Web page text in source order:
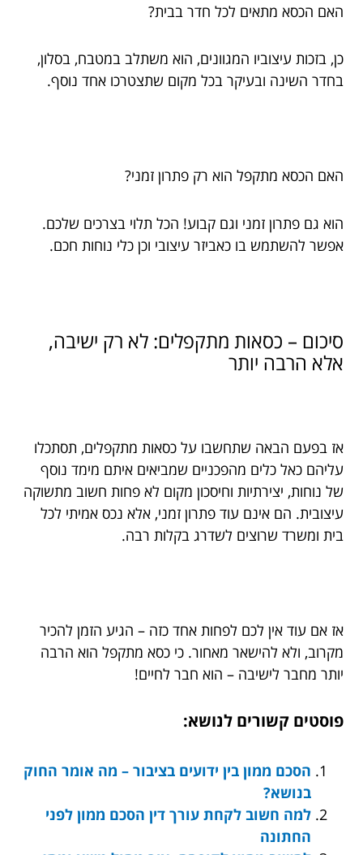
האם הכסא מתאים לכל חדר בבית?
כן, בזכות עיצוביו המגוונים, הוא משתלב במטבח, בסלון,
בחדר השינה ובעיקר בכל מקום שתצטרכו אחד נוסף.
האם הכסא מתקפל הוא רק פתרון זמני?
הוא גם פתרון זמני וגם קבוע! הכל תלוי בצרכים שלכם.
אפשר להשתמש בו כאביזר עיצובי וכן כלי נוחות חכם.
סיכום – כסאות מתקפלים: לא רק ישיבה,
אלא הרבה יותר
אז בפעם הבאה שתחשבו על כסאות מתקפלים, תסתכלו
עליהם כאל כלים מהפכניים שמביאים איתם מימד נוסף
של נוחות, יצירתיות וחיסכון מקום לא פחות חשוב מתשוקה
עיצובית. הם אינם עוד פתרון זמני, אלא נכס אמיתי לכל
בית ומשרד שרוצים לשדרג בקלות רבה.
אז אם עוד אין לכם לפחות אחד כזה – הגיע הזמן להכיר
מקרוב, ולא להישאר מאחור. כי כסא מתקפל הוא הרבה
יותר מחבר לישיבה – הוא חבר לחיים!
פוסטים קשורים לנושא:
הסכם ממון בין ידועים בציבור – מה אומר החוק
בנושא?
למה חשוב לקחת עורך דין הסכם ממון לפני
החתונה